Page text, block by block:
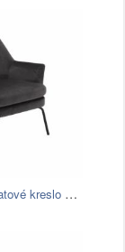
Tmavosivé zamatové kreslo Actona Chisa